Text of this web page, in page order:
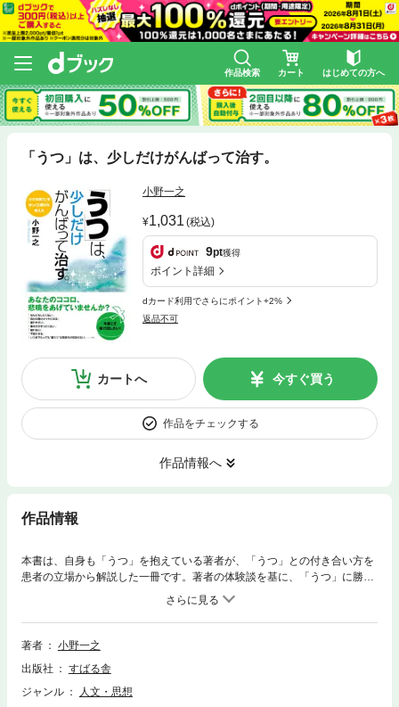
作品検索 カート はじめての方へ
「うつ」は、少しだけがんばって治す。
小野一之
1,031 (税込)
9pt獲得
ポイント詳細
dカード利用でさらにポイント+2%
返品不可
カートへ 今すぐ買う
作品をチェックする
作品情報へ
作品情報
本書は、自身も「うつ」を抱えている著者が、「うつ」との付き合い方を
患者の立場から解説した一冊です。著者の体験談を基に、「うつ」に勝つ
わけでも、負けるわけでもない、「ゆっくり、がんばる生き方・考え方」
を提案します。 ちょっとした「落ち込み」が長期間続き、自分は「うつ」
かもしれない……と感じている人、すでに「うつ」になって苦しんでいる
人へ向けて、患者の視点で書かれた「うつ脱出」の処方箋です。
著者
小野一之
出版社
すばる舎
ジャンル
人文・思想